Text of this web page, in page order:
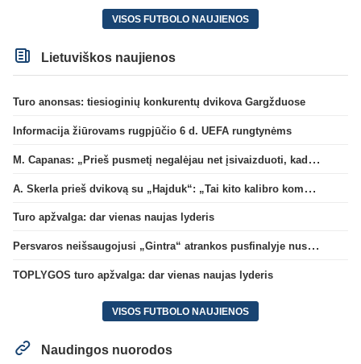
VISOS FUTBOLO NAUJIENOS
Lietuviškos naujienos
Turo anonsas: tiesioginių konkurentų dvikova Gargžduose
Informacija žiūrovams rugpjūčio 6 d. UEFA rungtynėms
M. Capanas: „Prieš pusmetį negalėjau net įsivaizduoti, kad žaisime prieš „Hajduk“
A. Skerla prieš dvikovą su „Hajduk“: „Tai kito kalibro komanda“
Turo apžvalga: dar vienas naujas lyderis
Persvaros neišsaugojusi „Gintra“ atrankos pusfinalyje nusileido Škotijos čempionėms
TOPLYGOS turo apžvalga: dar vienas naujas lyderis
VISOS FUTBOLO NAUJIENOS
Naudingos nuorodos